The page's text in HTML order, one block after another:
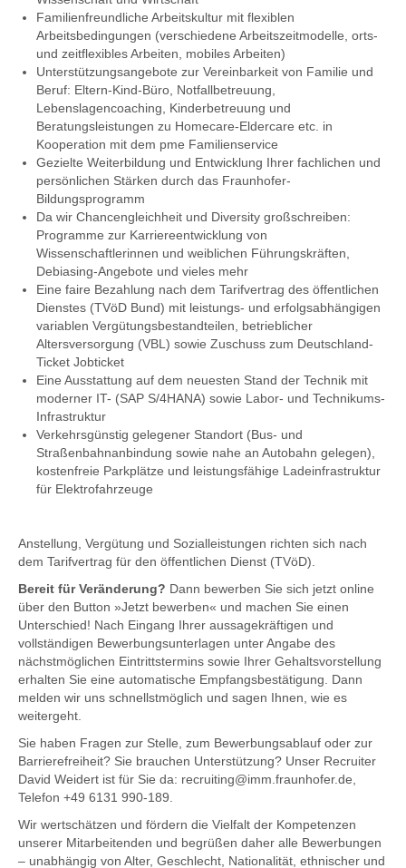
Familienfreundliche Arbeitskultur mit flexiblen
Arbeitsbedingungen (verschiedene Arbeitszeitmodelle, orts-
und zeitflexibles Arbeiten, mobiles Arbeiten)
Unterstützungsangebote zur Vereinbarkeit von Familie und
Beruf: Eltern-Kind-Büro, Notfallbetreuung,
Lebenslagencoaching, Kinderbetreuung und
Beratungsleistungen zu Homecare-Eldercare etc. in
Kooperation mit dem pme Familienservice
Gezielte Weiterbildung und Entwicklung Ihrer fachlichen und
persönlichen Stärken durch das Fraunhofer-
Bildungsprogramm
Da wir Chancengleichheit und Diversity großschreiben:
Programme zur Karriereentwicklung von
Wissenschaftlerinnen und weiblichen Führungskräften,
Debiasing-Angebote und vieles mehr
Eine faire Bezahlung nach dem Tarifvertrag des öffentlichen
Dienstes (TVöD Bund) mit leistungs- und erfolgsabhängigen
variablen Vergütungsbestandteilen, betrieblicher
Altersversorgung (VBL) sowie Zuschuss zum Deutschland-
Ticket Jobticket
Eine Ausstattung auf dem neuesten Stand der Technik mit
moderner IT- (SAP S/4HANA) sowie Labor- und Technikums-
Infrastruktur
Verkehrsgünstig gelegener Standort (Bus- und
Straßenbahnanbindung sowie nahe an Autobahn gelegen),
kostenfreie Parkplätze und leistungsfähige Ladeinfrastruktur
für Elektrofahrzeuge
Anstellung, Vergütung und Sozialleistungen richten sich nach
dem Tarifvertrag für den öffentlichen Dienst (TVöD).
Bereit für Veränderung? Dann bewerben Sie sich jetzt online
über den Button »Jetzt bewerben« und machen Sie einen
Unterschied! Nach Eingang Ihrer aussagekräftigen und
vollständigen Bewerbungsunterlagen unter Angabe des
nächstmöglichen Eintrittstermins sowie Ihrer Gehaltsvorstellung
erhalten Sie eine automatische Empfangsbestätigung. Dann
melden wir uns schnellstmöglich und sagen Ihnen, wie es
weitergeht.
Sie haben Fragen zur Stelle, zum Bewerbungsablauf oder zur
Barrierefreiheit? Sie brauchen Unterstützung? Unser Recruiter
David Weidert ist für Sie da: recruiting@imm.fraunhofer.de,
Telefon +49 6131 990-189.
Wir wertschätzen und fördern die Vielfalt der Kompetenzen
unserer Mitarbeitenden und begrüßen daher alle Bewerbungen
– unabhängig von Alter, Geschlecht, Nationalität, ethnischer und